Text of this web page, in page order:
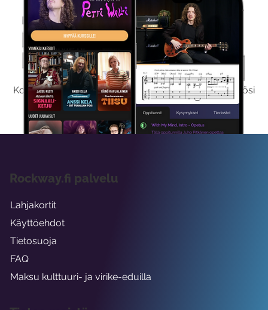
Kokeile Ilmaiseksi
Kokeilemalla ilmaiseksi saat koko sisältömme käyttöösi
viikon ajaksi.
Rockway.fi palvelu
Lahjakortit
Käyttöehdot
Tietosuoja
FAQ
Maksu kulttuuri- ja virike-eduilla